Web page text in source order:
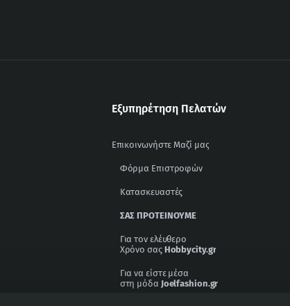
Εξυπηρέτηση Πελατών
Επικοινωνήστε Μαζί μας
Φόρμα Επιστροφών
Κατασκευαστές
ΣΑΣ ΠΡΟΤΕΊΝΟΥΜΕ
Για τον ελέυθερο
Χρόνο σας Hobbycity.gr
Για να είστε μέσα
στη μόδα Joelfashion.gr